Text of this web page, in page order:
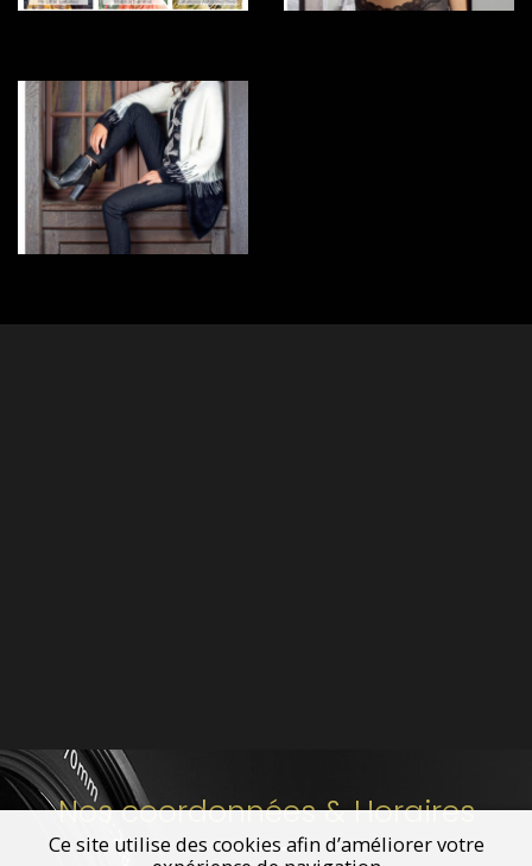
Nos coordonnées & Horaires
Ce site utilise des cookies afin d’améliorer votre